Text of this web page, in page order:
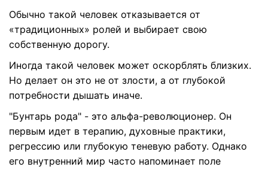
Обычно такой человек отказывается от
«традиционных» ролей и выбирает свою
собственную дорогу.
Иногда такой человек может оскорблять близких.
Но делает он это не от злости, а от глубокой
потребности дышать иначе.
"Бунтарь рода" - это альфа-революционер. Он
первым идет в терапию, духовные практики,
регрессию или глубокую теневую работу. Однако
его внутренний мир часто напоминает поле